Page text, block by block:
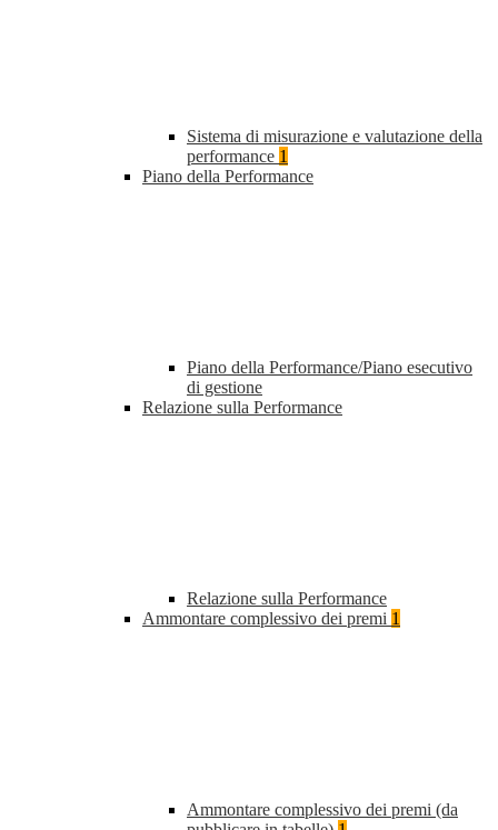
Sistema di misurazione e valutazione della
performance 1
Piano della Performance
Piano della Performance/Piano esecutivo
di gestione
Relazione sulla Performance
Relazione sulla Performance
Ammontare complessivo dei premi 1
Ammontare complessivo dei premi (da